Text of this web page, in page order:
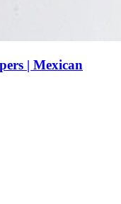
| Mexican